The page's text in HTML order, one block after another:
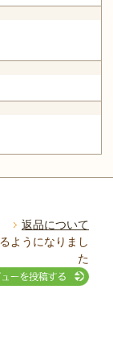
返品について
ようになりまし
た